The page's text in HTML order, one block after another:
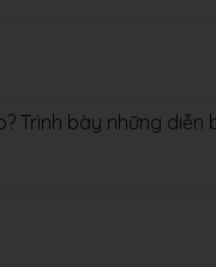
Trình bày những diễn